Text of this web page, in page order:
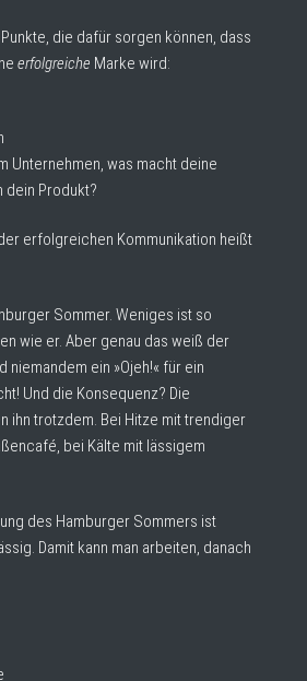
die dafür sorgen können, dass
erfolgreiche Marke wird:
Unternehmen, was macht deine
dein Produkt?
erfolgreichen Kommunikation heißt
Sommer. Weniges ist so
wie er. Aber genau das weiß der
niemandem ein »Ojeh!« für ein
Und die Konsequenz? Die
ihn trotzdem. Bei Hitze mit trendiger
bei Kälte mit lässigem
des Hamburger Sommers ist
Damit kann man arbeiten, danach